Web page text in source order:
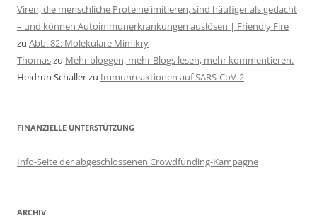
Viren, die menschliche Proteine imitieren, sind häufiger als gedacht
– und können Autoimmunerkrankungen auslösen | Friendly Fire
zu Abb. 82: Molekulare Mimikry
Thomaszu Mehr bloggen, mehr Blogs lesen, mehr kommentieren.
Heidrun Schallerzu Immunreaktionen auf SARS-CoV-2
FINANZIELLE UNTERSTÜTZUNG
Info-Seite der abgeschlossenen Crowdfunding-Kampagne
ARCHIV